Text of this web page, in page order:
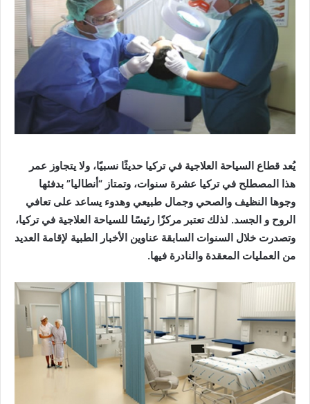
يُعد قطاع السياحة العلاجية في تركيا حديثًا نسبيًا، ولا يتجاوز عمر
هذا المصطلح في تركيا عشرة سنوات، وتمتاز “أنطاليا” بدفئها
وجوها النظيف والصحي وجمال طبيعي وهدوء يساعد على تعافي
الروح و الجسد. لذلك تعتبر مركزًا رئيسًا للسياحة العلاجية في تركيا،
وتصدرت خلال السنوات السابقة عناوين الأخبار الطبية لإقامة العديد
من العمليات المعقدة والنادرة فيها.